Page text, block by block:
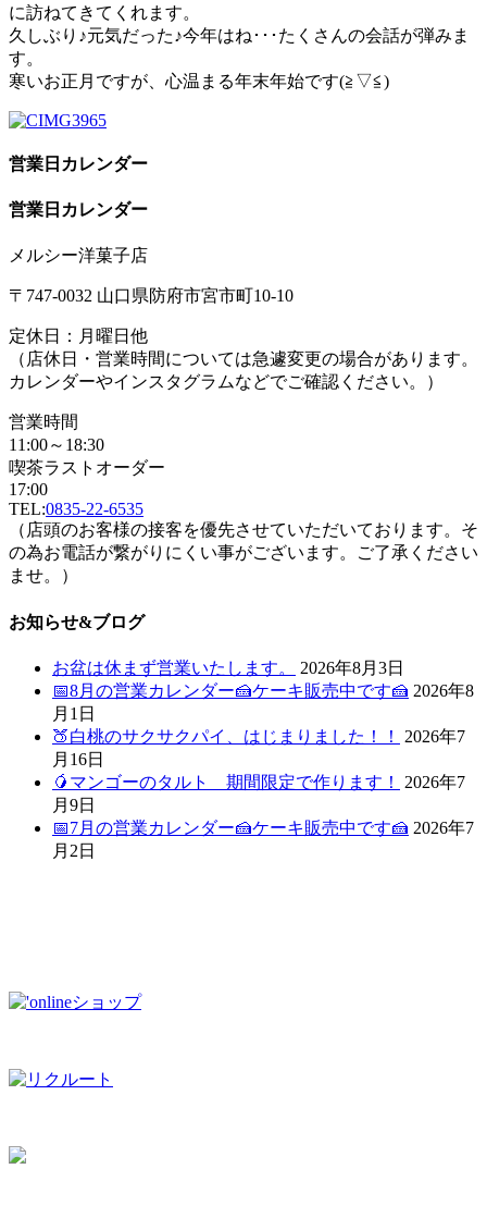
に訪ねてきてくれます。
久しぶり♪元気だった♪今年はね･･･たくさんの会話が弾みま
す。
寒いお正月ですが、心温まる年末年始です(≧▽≦)
営業日カレンダー
営業日カレンダー
メルシー洋菓子店
〒747-0032 山口県防府市宮市町10-10
定休日：月曜日他
（店休日・営業時間については急遽変更の場合があります。
カレンダーやインスタグラムなどでご確認ください。）
営業時間
11:00～18:30
喫茶ラストオーダー
17:00
TEL:0835-22-6535
（店頭のお客様の接客を優先させていただいております。そ
の為お電話が繋がりにくい事がございます。ご了承ください
ませ。）
お知らせ&ブログ
お盆は休まず営業いたします。
2026年8月3日
📅8月の営業カレンダー🍰ケーキ販売中です🍰 2026年8
月1日
🍑白桃のサクサクパイ、はじまりました！！
2026年7
月16日
🥭マンゴーのタルト 期間限定で作ります！
2026年7
月9日
📅7月の営業カレンダー🍰ケーキ販売中です🍰 2026年7
月2日